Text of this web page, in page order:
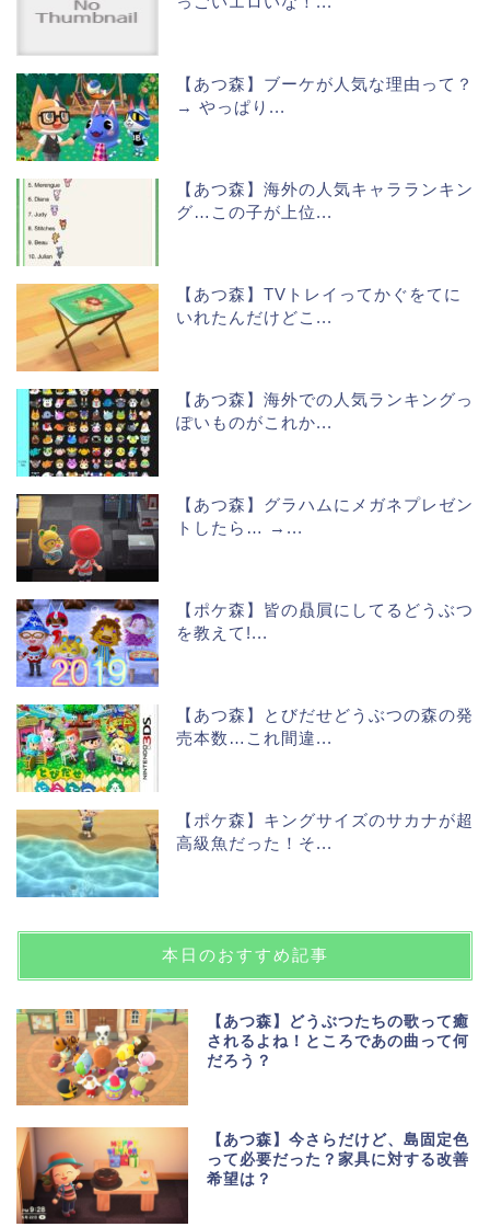
【あつ森】ブーケが人気な理由って？
→ やっぱり...
【あつ森】海外の人気キャラランキン
グ…この子が上位...
【あつ森】TVトレイってかぐをてに
いれたんだけどこ...
【あつ森】海外での人気ランキングっ
ぽいものがこれか...
【あつ森】グラハムにメガネプレゼン
トしたら… →...
【ポケ森】皆の贔屓にしてるどうぶつ
を教えて!...
【あつ森】とびだせどうぶつの森の発
売本数…これ間違...
【ポケ森】キングサイズのサカナが超
高級魚だった！そ...
本日のおすすめ記事
【あつ森】どうぶつたちの歌って癒
されるよね！ところであの曲って何
だろう？
【あつ森】今さらだけど、島固定色
って必要だった？家具に対する改善
希望は？